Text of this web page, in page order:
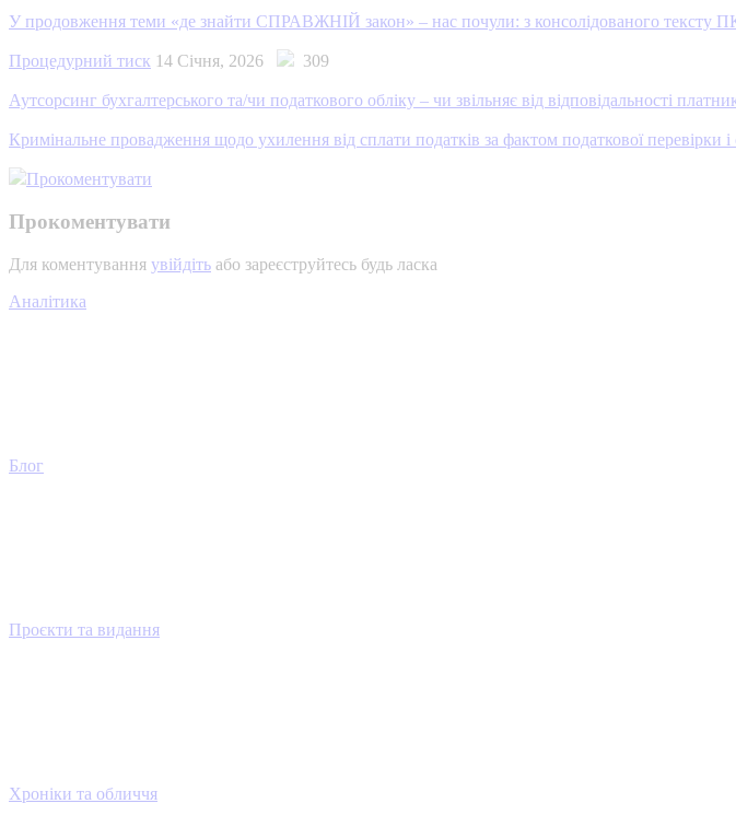
У продовження теми «де знайти СПРАВЖНІЙ закон» – нас почули: з консолідованого тексту
Процедурний тиск 14 Січня, 2026 309
Аутсорсинг бухгалтерського та/чи податкового обліку – чи звільняє від відповідальності
Кримінальне провадження щодо ухилення від сплати податків за фактом податкової
Прокоментувати
Прокоментувати
Для коментування увійдіть або зареєструйтесь будь ласка
Аналітика
Блог
Проєкти та видання
Хроніки та обличчя